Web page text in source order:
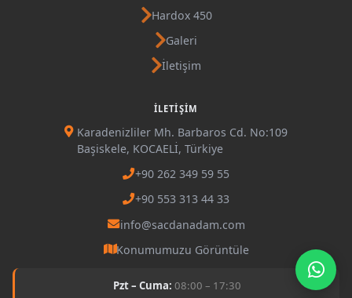
Hardox 450
Galeri
İletişim
İLETIŞIM
Karadenizliler Mh. Barbaros Cd. No:109
Başiskele, KOCAELİ, Türkiye
+90 262 349 59 55
+90 553 313 44 33
info@sacdanadam.com
Konumumuzu Görüntüle
Pzt – Cuma: 08:00 – 17:30